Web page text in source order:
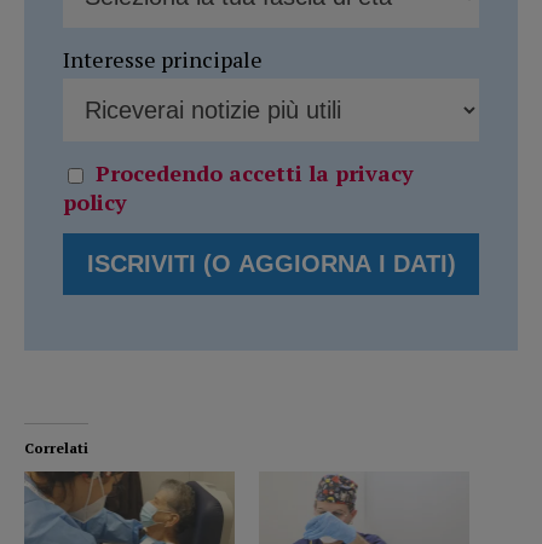
Interesse principale
Procedendo accetti la privacy
policy
Correlati